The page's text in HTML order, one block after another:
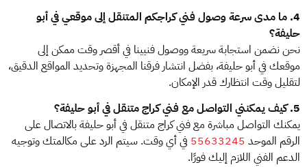
4. ما مدى سرعة وصول فني كراجكم المتنقل إلى موقعي في أبو
حليفة؟
نحن نضمن استجابة سريعة ووصول فنيينا في أقصر وقت ممكن إلى
موقعك في أبو حليفة، بفضل انتشار فرقنا المجهزة وتحديد المواقع الدقيق،
لتقليل وقت انتظارك قدر الإمكان.
5. كيف يمكنني التواصل مع فني كراج متنقل في أبو حليفة؟
يمكنك التواصل مباشرة مع فني كراج متنقل في أبو حليفة بالاتصال على
الرقم الموحد 55633245 في أي وقت. سيتم الرد على مكالمتك وتوجيه
الدعم الفني اللازم إليك فورًا.